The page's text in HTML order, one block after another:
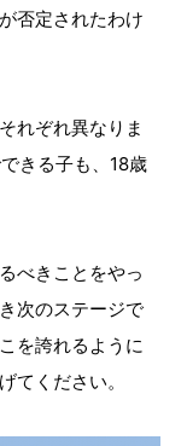
否定されたわけ
れぞれ異なりま
きる子も、18歳
べきことをやっ
次のステージで
を誇れるように
てください。